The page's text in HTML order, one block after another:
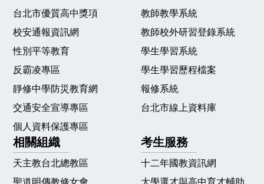
台北市優質高中獎項
校安通報資訊網
性別平等教育
反霸凌專區
靜修中學防災教育網
交通安全宣導專區
個人資料保護專區
教師教學系統
教師校外研習登錄系統
學生學習系統
學生學習歷程檔案
報修系統
台北市線上資料庫
相關組織
天主教台北總教區
聖道明傳教修女會
考生服務
十二年國教資訊網
大學選才與高中育才輔助